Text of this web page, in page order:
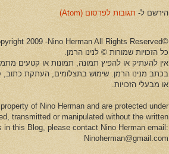
הירשם ל- תגובות לפרסום (Atom)
©Copyright 2009 -Nino Herman All Rights Reserved
כל הזכויות שמורות © לנינו הרמן.
אין להעתיק או להפיץ תמונה, תמונות או קטעים
בכתב מנינו הרמן. שימוש בתצלומים, העתקת כתוב,
או מבעלי הזכויות.
of Nino Herman and are protected under
transmitted or manipulated without the written
this Blog, please contact Nino Herman email:
Ninoherman@gmail.com